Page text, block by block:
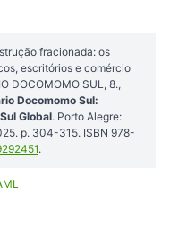
fracionada: os
escritórios e comércio
DOCOMOMO SUL, 8.,
Docomomo Sul:
Global. Porto Alegre:
p. 304-315. ISBN 978-
.